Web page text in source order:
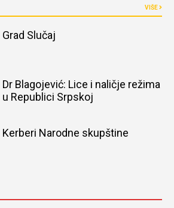
VIŠE
Grad Slučaj
Dr Blagojević: Lice i naličje režima
u Republici Srpskoj
Kerberi Narodne skupštine